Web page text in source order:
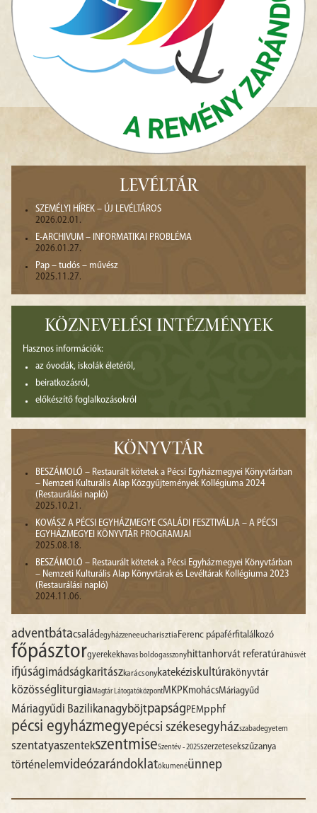
LEVÉLTÁR
SZEMÉLYI HÍREK – ÚJ LEVÉLTÁROS
2026.02.01.
E-ARCHIVUM – INFORMATIKAI PROBLÉMA
2026.01.27.
Pap – tudós – művész
2025.11.27.
KÖZNEVELÉSI INTÉZMÉNYEK
Hasznos információk:
az óvodák, iskolák életéről,
beiratkozásról,
előkészítő foglalkozásokról
KÖNYVTÁR
BESZÁMOLÓ – Restaurált kötetek a Pécsi Egyházmegyei Könyvtárban
– Nemzeti Kulturális Alap Közgyűjtemények Kollégiuma 2024
(Restaurálási napló)
2025.10.21.
KOVÁSZ A PÉCSI EGYHÁZMEGYE CSALÁDI FESZTIVÁLJA – A PÉCSI
EGYHÁZMEGYEI KÖNYVTÁR PROGRAMJAI
2025.08.18.
BESZÁMOLÓ – Restaurált kötetek a Pécsi Egyházmegyei Könyvtárban
– Nemzeti Kulturális Alap Könyvtárak és Levéltárak Kollégiuma 2023
(Restaurálási napló)
2024.11.06.
adventbátacsaládegyházzeneeucharisztiaFerenc pápaférfitalálkozó
főpásztorgyerekekhavas boldogasszonyhittanhorvát referatúrahúsvét
ifjúságimádságkaritászkarácsonykatekéziskultúrakönyvtár
közösségliturgiaMagtár LátogatóközpontMKPKmohácsMáriagyűd
Máriagyűdi BazilikanagyböjtpapságPEMpphf
pécsi egyházmegyepécsi székesegyházszabadegyetem
szentatyaszentekszentmiseSzentév - 2025szerzetesekszűzanya
történelemvideózarándoklatökumenéünnep